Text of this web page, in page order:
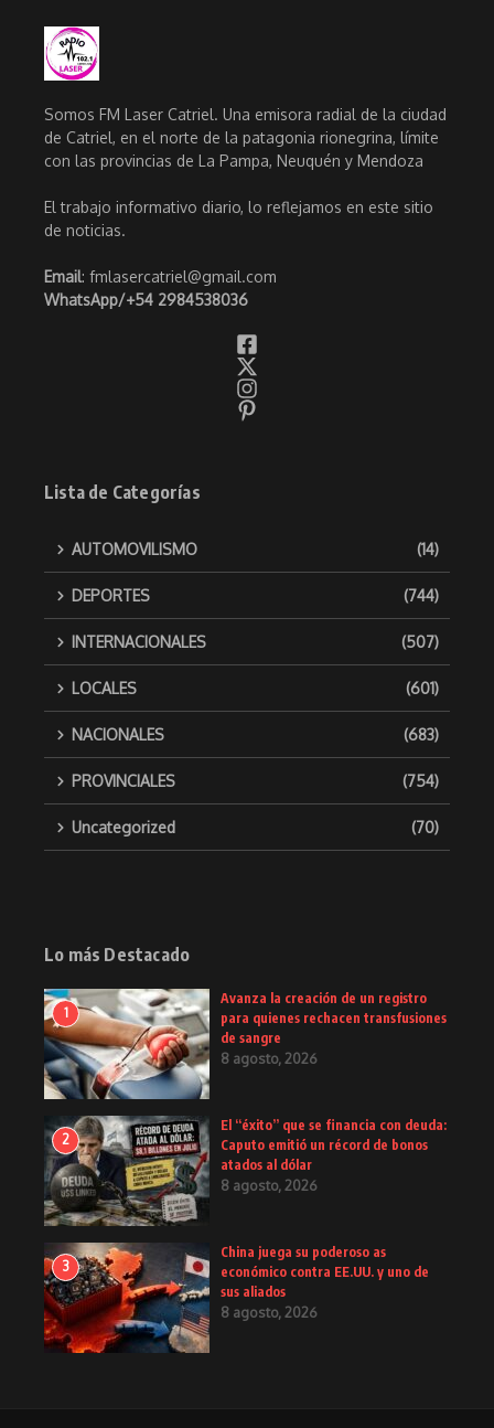
Somos FM Laser Catriel. Una emisora radial de la ciudad
de Catriel, en el norte de la patagonia rionegrina, límite
con las provincias de La Pampa, Neuquén y Mendoza
El trabajo informativo diario, lo reflejamos en este sitio
de noticias.
Email: fmlasercatriel@gmail.com
WhatsApp/+54 2984538036
Lista de Categorías
AUTOMOVILISMO (14)
DEPORTES (744)
INTERNACIONALES (507)
LOCALES (601)
NACIONALES (683)
PROVINCIALES (754)
Uncategorized (70)
Lo más Destacado
1
Avanza la creación de un registro
para quienes rechacen transfusiones
de sangre
8 agosto, 2026
2
El “éxito” que se financia con deuda:
Caputo emitió un récord de bonos
atados al dólar
8 agosto, 2026
3
China juega su poderoso as
económico contra EE.UU. y uno de
sus aliados
8 agosto, 2026